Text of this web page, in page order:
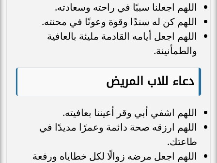
اللهم اجعلنا سببًا في راحته وسعادته.
اللهم كن له سندًا وقوة وعونًا في محنته.
اللهم اجعل أيامه القادمة مليئة بالعافية
والطمأنينة.
دعاء للاب المريض
اللهم اشفي أبي وقر أعيننا بعافيته.
اللهم ارزقه صحة دائمة وعمرًا مديدًا في
طاعتك.
اللهم اجعل مرضه زوالًا لكل خطاياه ورفعة